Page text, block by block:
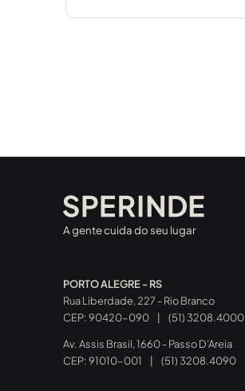
A gente cuida do seu lugar
PORTO ALEGRE - RS
Rua Liberdade, 227 - Rio Branco
CEP: 90420-090
(51) 3208.4000
Av. Assis Brasil, 1660 - Passo D’Areia
CEP: 91010-001
(51) 3208.4090